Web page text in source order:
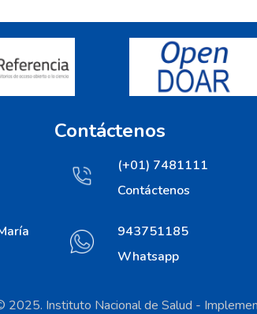
Contáctenos
(+01) 7481111
Contáctenos
943751185
Whatsapp
2025. Instituto Nacional de Salud -